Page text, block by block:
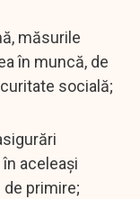
măsurile
în muncă, de
socială;
aceleaşi
primire;